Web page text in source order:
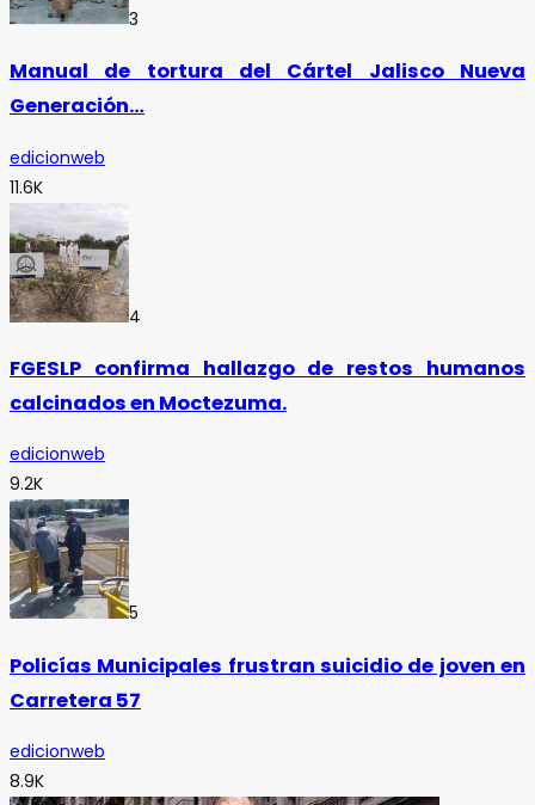
3
Manual de tortura del Cártel Jalisco Nueva
Generación…
edicionweb
11.6K
4
FGESLP confirma hallazgo de restos humanos
calcinados en Moctezuma.
edicionweb
9.2K
5
Policías Municipales frustran suicidio de joven en
Carretera 57
edicionweb
8.9K